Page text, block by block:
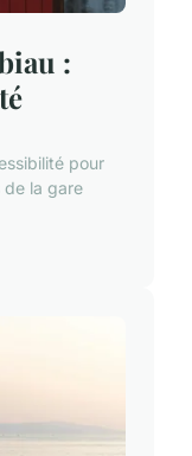
:
pour
de la gare